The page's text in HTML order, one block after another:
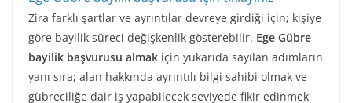
Zira farklı şartlar ve ayrıntılar devreye girdiği için; kişiye
göre bayilik süreci değişkenlik gösterebilir. Ege Gübre
bayilik başvurusu almak için yukarıda sayılan adımların
yanı sıra; alan hakkında ayrıntılı bilgi sahibi olmak ve
gübreciliğe dair iş yapabilecek seviyede fikir edinmek